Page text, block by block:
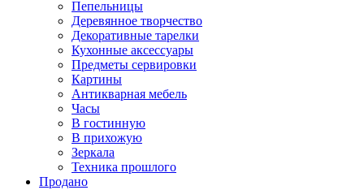
Пепельницы
Деревянное творчество
Декоративные тарелки
Кухонные аксессуары
Предметы сервировки
Картины
Антикварная мебель
Часы
В гостинную
В прихожую
Зеркала
Техника прошлого
Продано